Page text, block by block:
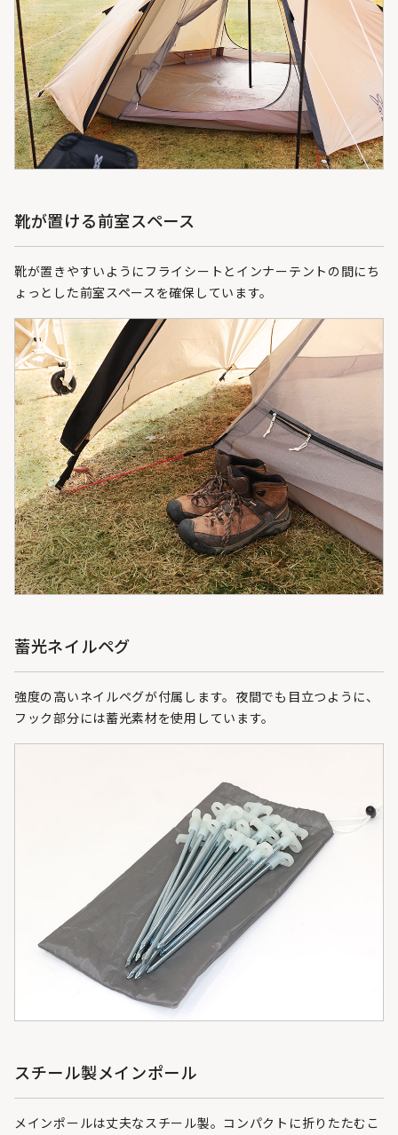
靴が置ける前室スペース
靴が置きやすいようにフライシートとインナーテントの間にち
ょっとした前室スペースを確保しています。
蓄光ネイルペグ
強度の高いネイルペグが付属します。夜間でも目立つように、
フック部分には蓄光素材を使用しています。
スチール製メインポール
メインポールは丈夫なスチール製。コンパクトに折りたたむこ